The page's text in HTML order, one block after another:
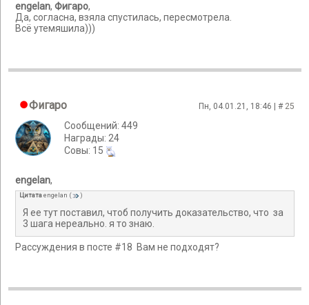
engelan, Фигаро,
Да, согласна, взяла спустилась, пересмотрела.
Всё утемяшила)))
Фигаро Пн, 04.01.21, 18:46 | # 25
Сообщений: 449
Награды: 24
Cовы: 15
engelan,
Цитатаengelan ( )
Я ее тут поставил, чтоб получить доказательство, что за
3 шага нереально. я то знаю.
Рассуждения в посте #18 Вам не подходят?